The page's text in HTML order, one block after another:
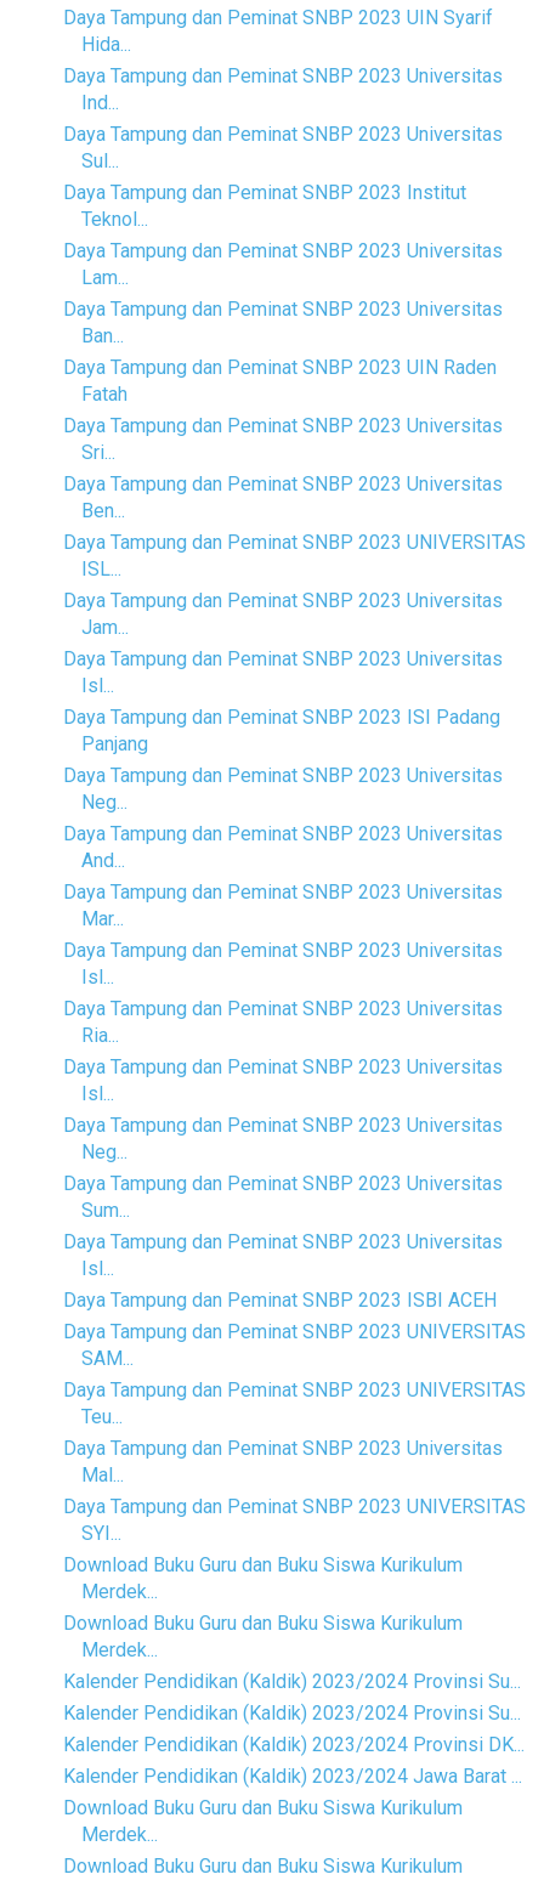
Daya Tampung dan Peminat SNBP 2023 UIN Syarif
Hida...
Daya Tampung dan Peminat SNBP 2023 Universitas
Ind...
Daya Tampung dan Peminat SNBP 2023 Universitas
Sul...
Daya Tampung dan Peminat SNBP 2023 Institut
Teknol...
Daya Tampung dan Peminat SNBP 2023 Universitas
Lam...
Daya Tampung dan Peminat SNBP 2023 Universitas
Ban...
Daya Tampung dan Peminat SNBP 2023 UIN Raden
Fatah
Daya Tampung dan Peminat SNBP 2023 Universitas
Sri...
Daya Tampung dan Peminat SNBP 2023 Universitas
Ben...
Daya Tampung dan Peminat SNBP 2023 UNIVERSITAS
ISL...
Daya Tampung dan Peminat SNBP 2023 Universitas
Jam...
Daya Tampung dan Peminat SNBP 2023 Universitas
Isl...
Daya Tampung dan Peminat SNBP 2023 ISI Padang
Panjang
Daya Tampung dan Peminat SNBP 2023 Universitas
Neg...
Daya Tampung dan Peminat SNBP 2023 Universitas
And...
Daya Tampung dan Peminat SNBP 2023 Universitas
Mar...
Daya Tampung dan Peminat SNBP 2023 Universitas
Isl...
Daya Tampung dan Peminat SNBP 2023 Universitas
Ria...
Daya Tampung dan Peminat SNBP 2023 Universitas
Isl...
Daya Tampung dan Peminat SNBP 2023 Universitas
Neg...
Daya Tampung dan Peminat SNBP 2023 Universitas
Sum...
Daya Tampung dan Peminat SNBP 2023 Universitas
Isl...
Daya Tampung dan Peminat SNBP 2023 ISBI ACEH
Daya Tampung dan Peminat SNBP 2023 UNIVERSITAS
SAM...
Daya Tampung dan Peminat SNBP 2023 UNIVERSITAS
Teu...
Daya Tampung dan Peminat SNBP 2023 Universitas
Mal...
Daya Tampung dan Peminat SNBP 2023 UNIVERSITAS
SYI...
Download Buku Guru dan Buku Siswa Kurikulum
Merdek...
Download Buku Guru dan Buku Siswa Kurikulum
Merdek...
Kalender Pendidikan (Kaldik) 2023/2024 Provinsi Su...
Kalender Pendidikan (Kaldik) 2023/2024 Provinsi Su...
Kalender Pendidikan (Kaldik) 2023/2024 Provinsi DK...
Kalender Pendidikan (Kaldik) 2023/2024 Jawa Barat ...
Download Buku Guru dan Buku Siswa Kurikulum
Merdek...
Download Buku Guru dan Buku Siswa Kurikulum